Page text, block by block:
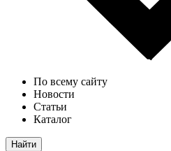
По всему сайту
Новости
Статьи
Каталог
Найти